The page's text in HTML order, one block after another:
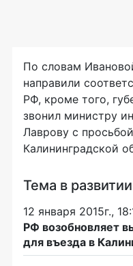
По словам
направили
РФ, кроме того,
звонил министру
Лаврову с
Калининградской
Тема в развитии
12 января 2015г.,
РФ возобновляет
для въезда в